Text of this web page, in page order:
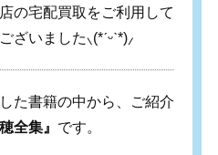
の宅配買取をご利用して
ざいました⸜(*ˊᵕˋ*)⸝
た書籍の中から、ご紹介
全集』 です。